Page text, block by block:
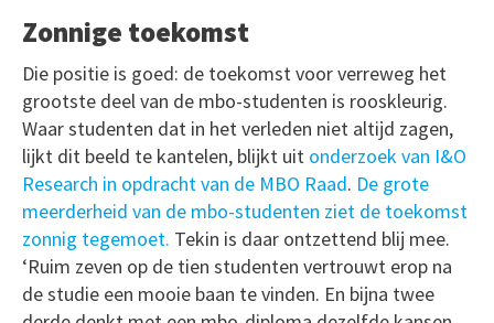
Zonnige toekomst
Die positie is goed: de toekomst voor verreweg het
grootste deel van de mbo-studenten is rooskleurig.
Waar studenten dat in het verleden niet altijd zagen,
lijkt dit beeld te kantelen, blijkt uit onderzoek van I&O
Research in opdracht van de MBO Raad. De grote
meerderheid van de mbo-studenten ziet de toekomst
zonnig tegemoet. Tekin is daar ontzettend blij mee.
‘Ruim zeven op de tien studenten vertrouwt erop na
de studie een mooie baan te vinden. En bijna twee